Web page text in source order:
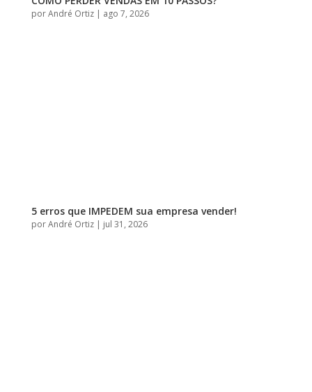
porAndré Ortiz| ago 7, 2026
5 erros que IMPEDEM sua empresa vender!
porAndré Ortiz| jul 31, 2026